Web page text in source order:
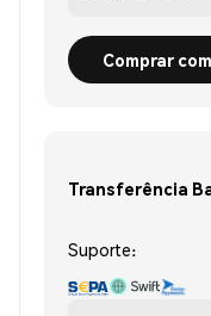
Comprar
Transferência
Suporte: